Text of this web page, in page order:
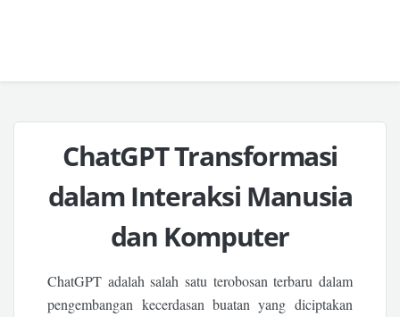
ChatGPT Transformasi
dalam Interaksi Manusia
dan Komputer
ChatGPT adalah salah satu terobosan terbaru dalam
pengembangan kecerdasan buatan yang diciptakan